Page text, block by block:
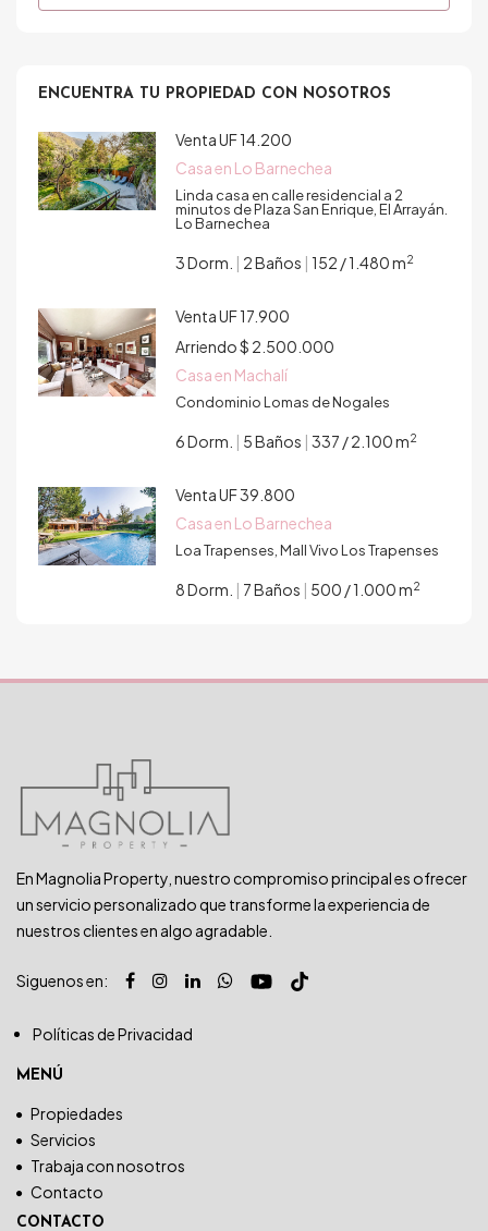
ENCUENTRA TU PROPIEDAD CON NOSOTROS
VentaUF 14.200
Casa en Lo Barnechea
Linda casa en calle residencial a 2
minutos de Plaza San Enrique, El Arrayán.
Lo Barnechea
3 Dorm. 2 Baños 152 / 1.480 m2
VentaUF 17.900
Arriendo$ 2.500.000
Casa en Machalí
Condominio Lomas de Nogales
6 Dorm. 5 Baños 337 / 2.100 m2
VentaUF 39.800
Casa en Lo Barnechea
Loa Trapenses, Mall Vivo Los Trapenses
8 Dorm. 7 Baños 500 / 1.000 m2
En Magnolia Property, nuestro compromiso principal es ofrecer
un servicio personalizado que transforme la experiencia de
nuestros clientes en algo agradable.
Siguenos en:
Políticas de Privacidad
MENÚ
Propiedades
Servicios
Trabaja con nosotros
Contacto
CONTACTO